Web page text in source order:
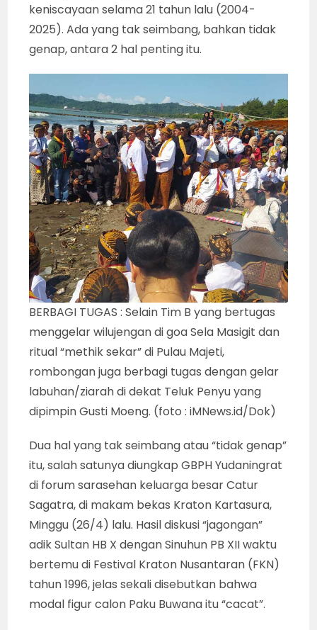
keniscayaan selama 21 tahun lalu (2004-
2025). Ada yang tak seimbang, bahkan tidak
genap, antara 2 hal penting itu.
BERBAGI TUGAS : Selain Tim B yang bertugas
menggelar wilujengan di goa Sela Masigit dan
ritual “methik sekar” di Pulau Majeti,
rombongan juga berbagi tugas dengan gelar
labuhan/ziarah di dekat Teluk Penyu yang
dipimpin Gusti Moeng. (foto : iMNews.id/Dok)
Dua hal yang tak seimbang atau “tidak genap”
itu, salah satunya diungkap GBPH Yudaningrat
di forum sarasehan keluarga besar Catur
Sagatra, di makam bekas Kraton Kartasura,
Minggu (26/4) lalu. Hasil diskusi “jagongan”
adik Sultan HB X dengan Sinuhun PB XII waktu
bertemu di Festival Kraton Nusantaran (FKN)
tahun 1996, jelas sekali disebutkan bahwa
modal figur calon Paku Buwana itu “cacat”.